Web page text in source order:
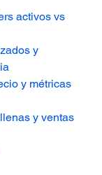
activos vs
y
y métricas
y ventas